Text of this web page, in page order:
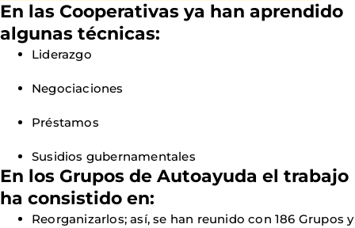
En las Cooperativas ya han aprendido
algunas técnicas:
Liderazgo
Negociaciones
Préstamos
Susidios gubernamentales
En los Grupos de Autoayuda el trabajo
ha consistido en:
Reorganizarlos; así, se han reunido con 186 Grupos y